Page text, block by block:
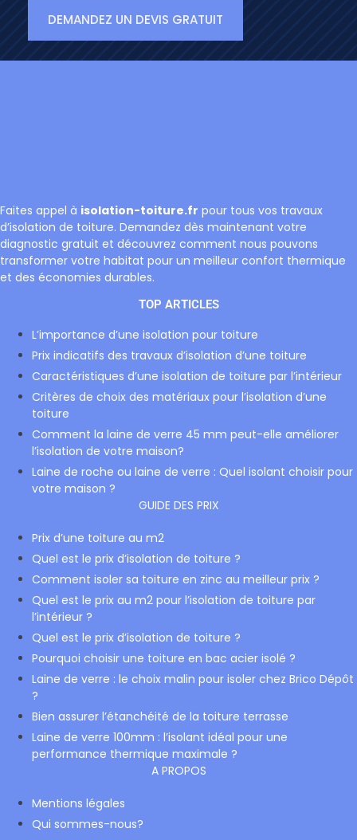
DEMANDEZ UN DEVIS GRATUIT
Faites appel à isolation-toiture.fr pour tous vos travaux
d’isolation de toiture. Demandez dès maintenant votre
diagnostic gratuit et découvrez comment nous pouvons
transformer votre habitat pour un meilleur confort thermique
et des économies durables.
TOP ARTICLES
L’importance d’une isolation pour toiture
Prix indicatifs des travaux d’isolation d’une toiture
Caractéristiques d’une isolation de toiture par l’intérieur
Critères de choix des matériaux pour l’isolation d’une
toiture
Comment la laine de verre 45 mm peut-elle améliorer
l’isolation de votre maison?
Laine de roche ou laine de verre : Quel isolant choisir pour
votre maison ?
GUIDE DES PRIX
Prix d’une toiture au m2
Quel est le prix d’isolation de toiture ?
Comment isoler sa toiture en zinc au meilleur prix ?
Quel est le prix au m2 pour l’isolation de toiture par
l’intérieur ?
Quel est le prix d’isolation de toiture ?
Pourquoi choisir une toiture en bac acier isolé ?
Laine de verre : le choix malin pour isoler chez Brico Dépôt
?
Bien assurer l’étanchéité de la toiture terrasse
Laine de verre 100mm : l’isolant idéal pour une
performance thermique maximale ?
A PROPOS
Mentions légales
Qui sommes-nous?